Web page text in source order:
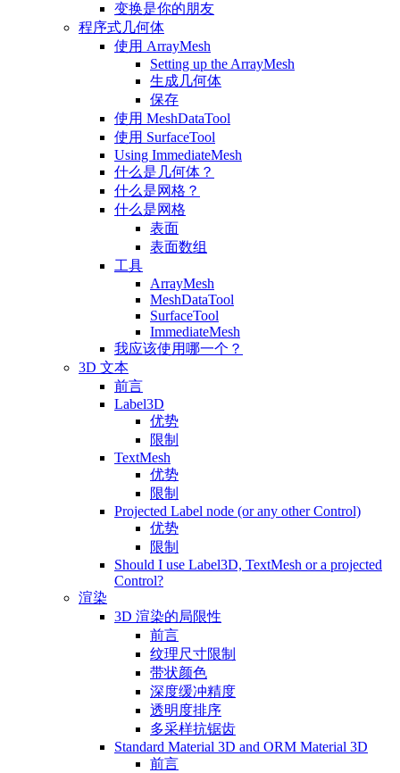
变换是你的朋友
程序式几何体
使用 ArrayMesh
Setting up the ArrayMesh
生成几何体
保存
使用 MeshDataTool
使用 SurfaceTool
Using ImmediateMesh
什么是几何体？
什么是网格？
什么是网格
表面
表面数组
工具
ArrayMesh
MeshDataTool
SurfaceTool
ImmediateMesh
我应该使用哪一个？
3D 文本
前言
Label3D
优势
限制
TextMesh
优势
限制
Projected Label node (or any other Control)
优势
限制
Should I use Label3D, TextMesh or a projected
Control?
渲染
3D 渲染的局限性
前言
纹理尺寸限制
带状颜色
深度缓冲精度
透明度排序
多采样抗锯齿
Standard Material 3D and ORM Material 3D
前言